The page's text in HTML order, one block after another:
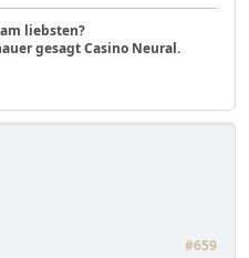
liebsten?
gesagt Casino Neural.
#659